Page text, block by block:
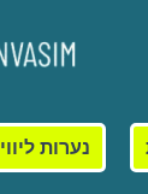
נערות ליווי